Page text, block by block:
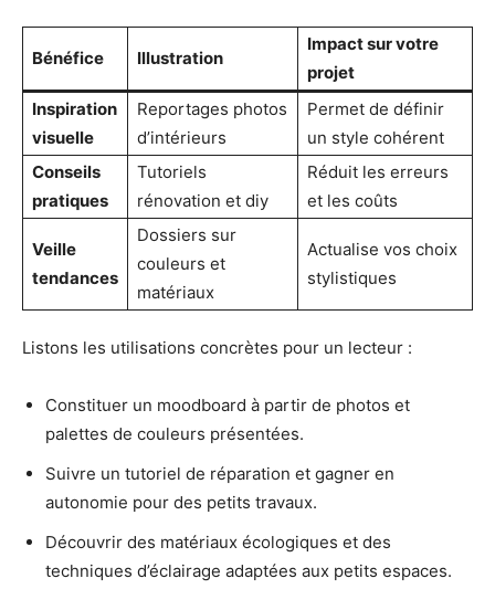
Bénéfice Illustration
Impact sur votre
projet
Inspiration
visuelle
Reportages photos
d’intérieurs
Permet de définir
un style cohérent
Conseils
pratiques
Tutoriels
rénovation et diy
Réduit les erreurs
et les coûts
Veille
tendances
Dossiers sur
couleurs et
matériaux
Actualise vos choix
stylistiques
Listons les utilisations concrètes pour un lecteur :
Constituer un moodboard à partir de photos et
palettes de couleurs présentées.
Suivre un tutoriel de réparation et gagner en
autonomie pour des petits travaux.
Découvrir des matériaux écologiques et des
techniques d’éclairage adaptées aux petits espaces.